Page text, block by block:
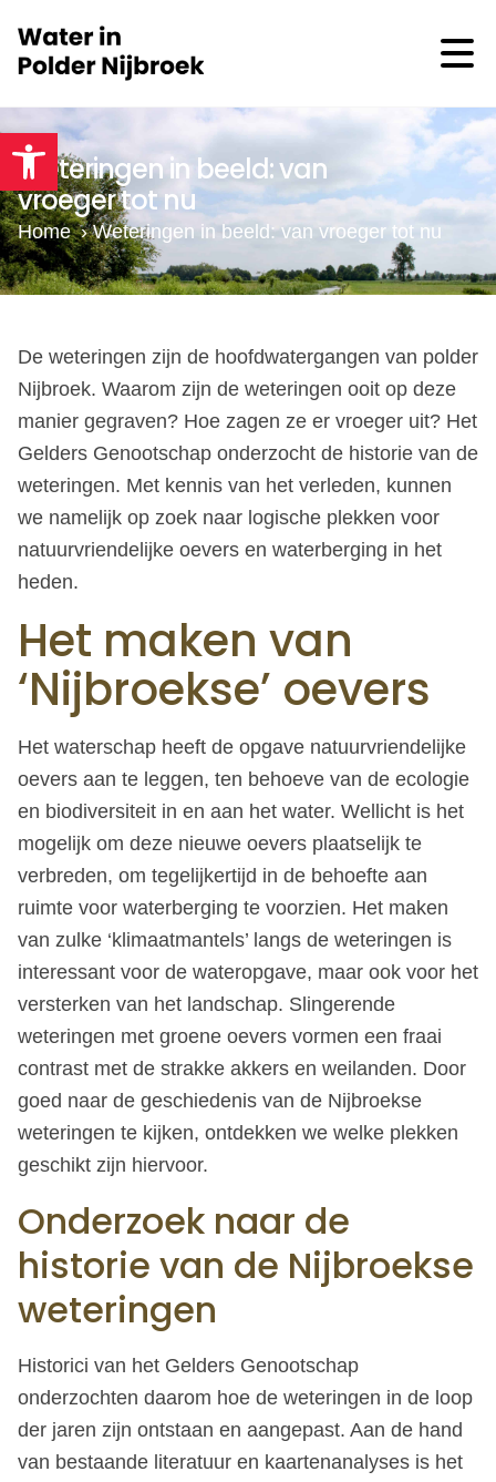
Toolbar openen
Weteringen in beeld: van
vroeger tot nu
Home › Weteringen in beeld: van vroeger tot nu
De weteringen zijn de hoofdwatergangen van polder
Nijbroek. Waarom zijn de weteringen ooit op deze
manier gegraven? Hoe zagen ze er vroeger uit? Het
Gelders Genootschap onderzocht de historie van de
weteringen. Met kennis van het verleden, kunnen
we namelijk op zoek naar logische plekken voor
natuurvriendelijke oevers en waterberging in het
heden.
Het maken van
‘Nijbroekse’ oevers
Het waterschap heeft de opgave natuurvriendelijke
oevers aan te leggen, ten behoeve van de ecologie
en biodiversiteit in en aan het water. Wellicht is het
mogelijk om deze nieuwe oevers plaatselijk te
verbreden, om tegelijkertijd in de behoefte aan
ruimte voor waterberging te voorzien. Het maken
van zulke ‘klimaatmantels’ langs de weteringen is
interessant voor de wateropgave, maar ook voor het
versterken van het landschap. Slingerende
weteringen met groene oevers vormen een fraai
contrast met de strakke akkers en weilanden. Door
goed naar de geschiedenis van de Nijbroekse
weteringen te kijken, ontdekken we welke plekken
geschikt zijn hiervoor.
Onderzoek naar de
historie van de Nijbroekse
weteringen
Historici van het Gelders Genootschap
onderzochten daarom hoe de weteringen in de loop
der jaren zijn ontstaan en aangepast. Aan de hand
van bestaande literatuur en kaartenanalyses is het